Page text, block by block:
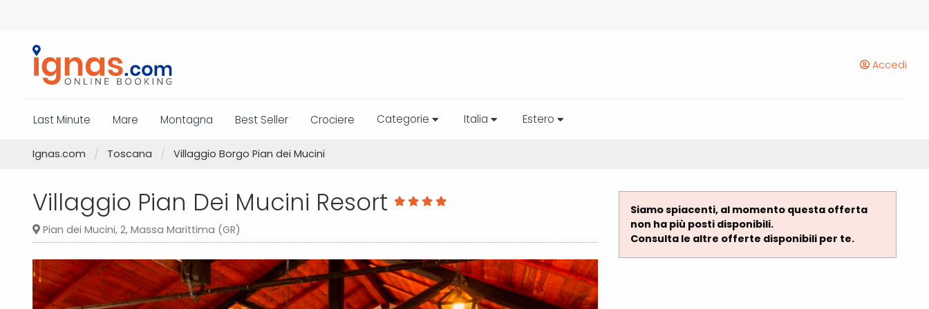
Accedi
Last Minute Mare Montagna Best Seller Crociere Categorie Italia Estero
Ignas.com Toscana Villaggio Borgo Pian dei Mucini
Villaggio Pian Dei Mucini Resort
Pian dei Mucini, 2, Massa Marittima (GR)
Siamo spiacenti, al momento questa offerta
non ha più posti disponibili.
Consulta le altre offerte disponibili per te.